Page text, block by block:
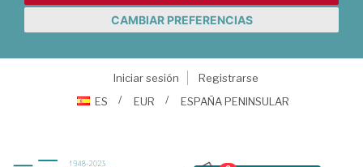
CAMBIAR PREFERENCIAS
Iniciar sesión
Registrarse
ES
EUR ESPAÑA PENINSULAR